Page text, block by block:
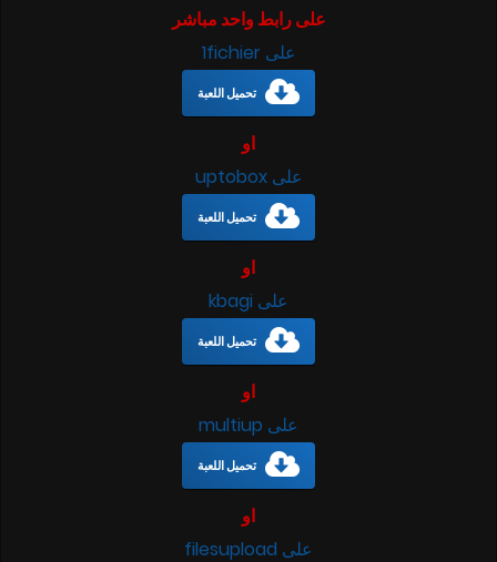
على رابط واحد مباشر
على 1fichier
تحميل اللعبة
او
على uptobox
تحميل اللعبة
او
على kbagi
تحميل اللعبة
او
على multiup
تحميل اللعبة
او
على filesupload